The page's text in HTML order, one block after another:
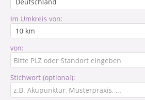
Im Umkreis von:
von:
Stichwort (optional):